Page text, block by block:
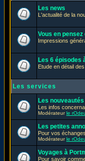
Les news
L'actualité de la
Vous en pensez
Impressions
Les 6 épisodes
Etude en détail
Les services
Les nouveautés
Les infos
Modérateurle
Les petites
Pour vos
Modérateurle
Voyages à
Pour savoir